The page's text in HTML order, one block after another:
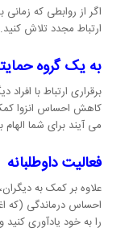
اگر از روابطی که زمانی
ارتباط مجدد تلاش کنید.
به یک گروه
برقراری ارتباط با
کاهش احساس انزوا
می آیند برای شما
فعالیت داوطلبانه
علاوه بر کمک به
احساس درماندگی (که
را به خود یادآوری